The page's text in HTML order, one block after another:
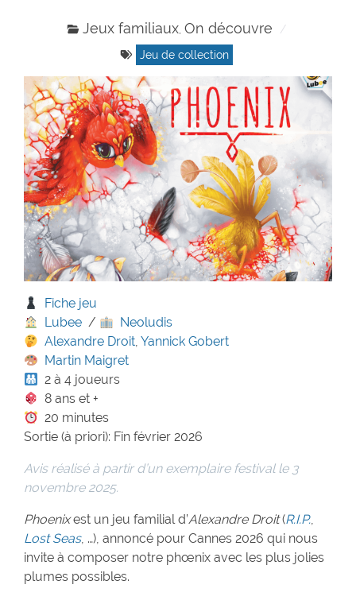
Jeux familiaux,On découvre
Jeu de collection
Fiche jeu
Lubee /
Neoludis
Alexandre Droit,Yannick Gobert
Martin Maigret
2 à 4 joueurs
8 ans et +
20 minutes
Sortie (à priori): Fin février 2026
Avis réalisé à partir d’un exemplaire festival le 3
novembre 2025.
Phoenixest un jeu familial d’Alexandre Droit(R.I.P.,
Lost Seas, …), annoncé pour Cannes 2026 qui nous
invite à composer notre phœnix avec les plus jolies
plumes possibles.